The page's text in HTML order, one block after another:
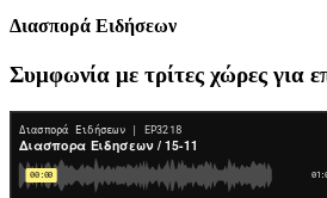
Διασπορά Ειδήσεων
Συμφωνία με τρίτες χώρες για